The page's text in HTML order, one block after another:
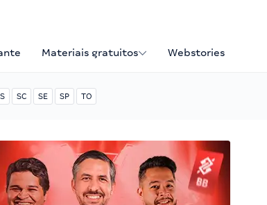
Materiais gratuitos Webstories
SC SE SP TO